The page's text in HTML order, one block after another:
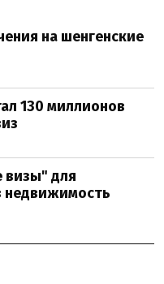
на шенгенские
130 миллионов
визы" для
недвижимость